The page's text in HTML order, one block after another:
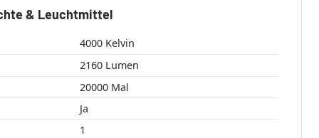
& Leuchtmittel
4000 Kelvin
2160 Lumen
20000 Mal
Ja
1